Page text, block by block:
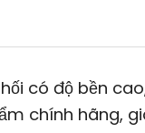
có độ bền
chính hãng,